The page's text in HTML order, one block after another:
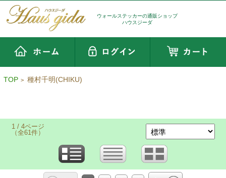
ウォールステッカーの通販ショップ
ハウスジーダ
TOP > 種村千明(CHIKU)
1 / 4ページ
（全61件）